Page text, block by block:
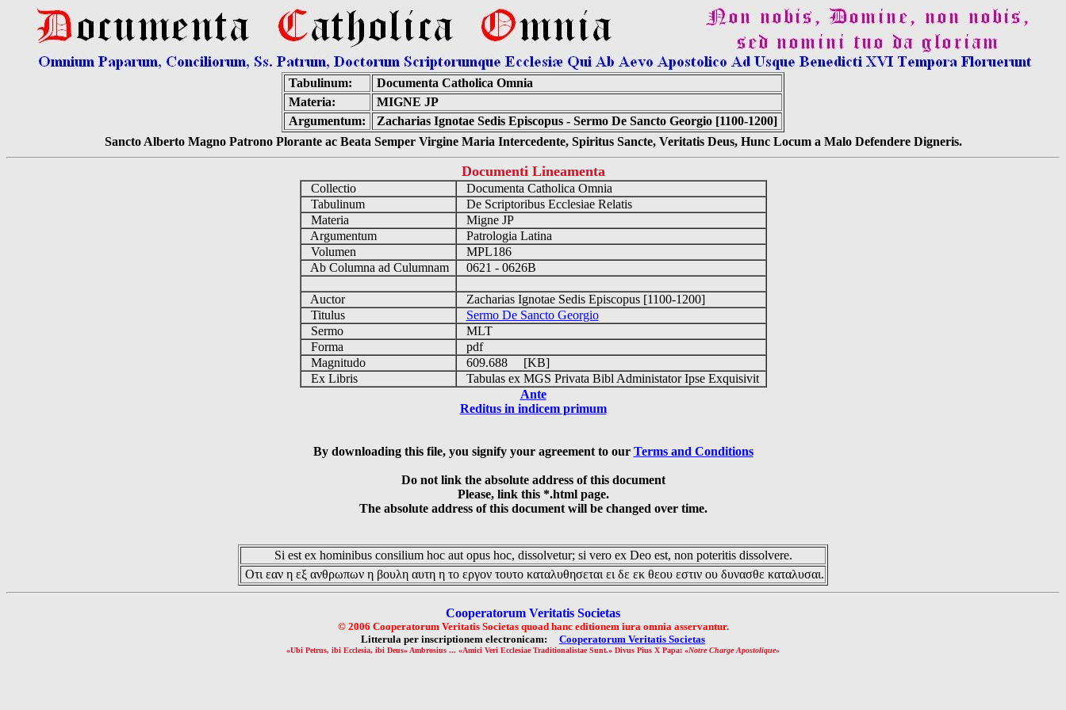
Tabulinum:
Documenta Catholica Omnia
Materia:
MIGNE JP
Argumentum:
Zacharias Ignotae Sedis Episcopus - Sermo De Sancto Georgio [1100-1200]
Sancto Alberto Magno Patrono Plorante ac Beata Semper Virgine Maria Intercedente, Spiritus Sancte, Veritatis Deus, Hunc Locum a Malo Defendere Digneris.
Documenti Lineamenta
Collectio
Documenta Catholica Omnia
Tabulinum
De Scriptoribus Ecclesiae Relatis
Materia
Migne JP
Argumentum
Patrologia Latina
Volumen
MPL186
Ab Columna ad Culumnam
0621 - 0626B
Auctor
Zacharias Ignotae Sedis Episcopus [1100-1200]
Titulus
Sermo De Sancto Georgio
Sermo
MLT
Forma
pdf
Magnitudo
609.688 [KB]
Ex Libris
Tabulas ex MGS Privata Bibl Administator Ipse Exquisivit
Ante
Reditus in indicem primum
By downloading this file, you signify your agreement to our Terms and Conditions
Do not link the absolute address of this document
Please, link this *.html page.
The absolute address of this document will be changed over time.
Si est ex hominibus consilium hoc aut opus hoc, dissolvetur; si vero ex Deo est, non poteritis dissolvere.
Οτι εαν η εξ ανθρωπων η βουλη αυτη η το εργον τουτο καταλυθησεται ει δε εκ θεου εστιν ου δυνασθε καταλυσαι.
Cooperatorum Veritatis Societas
© 2006 Cooperatorum Veritatis Societas quoad hanc editionem iura omnia asservantur.
Litterula per inscriptionem electronicam: Cooperatorum Veritatis Societas
«Ubi Petrus, ibi Ecclesia, ibi Deus» Ambrosius ... «Amici Veri Ecclesiae Traditionalistae Sunt.» Divus Pius X Papa: «Notre Charge Apostolique»